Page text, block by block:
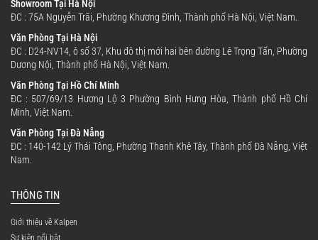
Showroom Tại Hà Nội
ĐC : 75A Nguyễn Trãi, Phường Khương Đình, Thành phố Hà Nội, Việt Nam.
Văn Phòng Tại Hà Nội
ĐC : D24-NV14, ô số 37, Khu đô thị mới hai bên đường Lê Trọng Tấn, Phường
Dương Nội, Thành phố Hà Nội, Việt Nam.
Văn Phòng Tại Hồ Chí Minh
ĐC : 507/69/13 Hương Lộ 3 Phường Bình Hưng Hòa, Thành phố Hồ Chí
Minh, Việt Nam.
Văn Phòng Tại Đà Nẵng
ĐC : 140-142 Lý Thái Tông, Phường Thanh Khê Tây, Thành phố Đà Nẵng, Việt
Nam.
THÔNG TIN
Giới thiệu về Kalpen